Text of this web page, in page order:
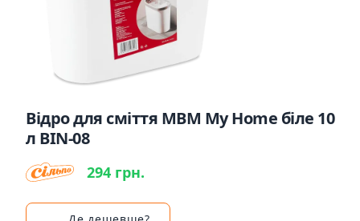
Відро для сміття MBM My Home біле 10
л BIN-08
294 грн.